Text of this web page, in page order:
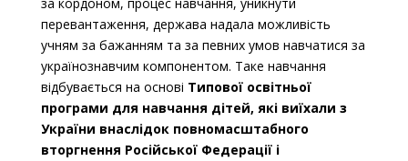
перевантаження, держава надала можливість
учням за бажанням та за певних умов навчатися за
українознавчим компонентом. Таке навчання
відбувається на основі Типової освітньої
програми для навчання дітей, які виїхали з
України внаслідок повномасштабного
вторгнення Російської Федерації і